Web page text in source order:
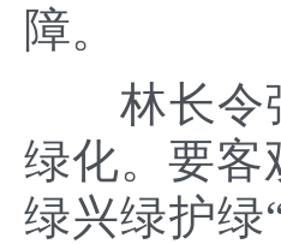
障。
林长令强
绿化。要客
绿兴绿护绿